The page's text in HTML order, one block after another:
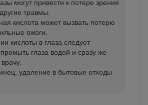
травмы.
кислота может вызвать потерю
ожоги.
кислоты в глаза следует
глаза водой и сразу же
удаление в бытовые отходы